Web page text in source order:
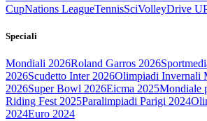
CupNations LeagueTennisSciVolleyDrive
Speciali
Mondiali 2026Roland Garros 2026
2026Scudetto Inter 2026Olimpiadi Invernali
2026Super Bowl 2026Eicma 2025Mondiale
Riding Fest 2025Paralimpiadi Parigi 2024
2024Euro 2024